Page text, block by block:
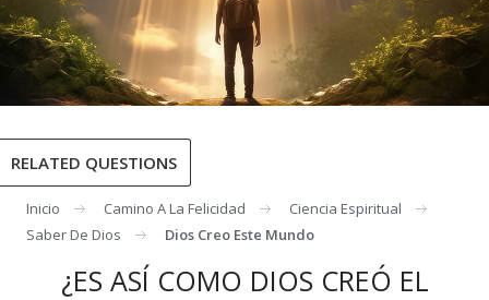
RELATED QUESTIONS
Inicio Camino A La Felicidad
Ciencia Espiritual
Saber De Dios
Dios Creo Este Mundo
¿ES ASÍ COMO DIOS CREÓ EL